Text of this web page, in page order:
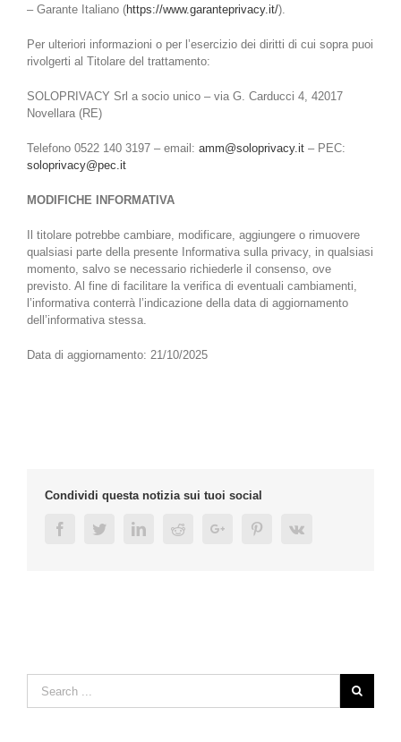
– Garante Italiano (https://www.garanteprivacy.it/).
Per ulteriori informazioni o per l’esercizio dei diritti di cui sopra puoi
rivolgerti al Titolare del trattamento:
SOLOPRIVACY Srl a socio unico – via G. Carducci 4, 42017
Novellara (RE)
Telefono 0522 140 3197 – email: amm@soloprivacy.it – PEC:
soloprivacy@pec.it
MODIFICHE INFORMATIVA
Il titolare potrebbe cambiare, modificare, aggiungere o rimuovere
qualsiasi parte della presente Informativa sulla privacy, in qualsiasi
momento, salvo se necessario richiederle il consenso, ove
previsto. Al fine di facilitare la verifica di eventuali cambiamenti,
l’informativa conterrà l’indicazione della data di aggiornamento
dell’informativa stessa.
Data di aggiornamento: 21/10/2025
Condividi questa notizia sui tuoi social
FacebookTwitterLinkedinRedditGoogle+ PinterestVk